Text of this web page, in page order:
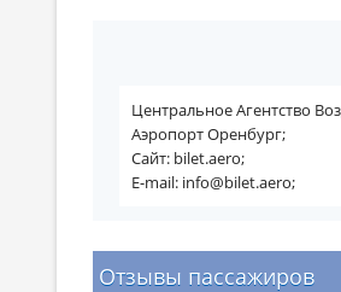
Центральное Агентство
Аэропорт Оренбург;
Сайт: bilet.aero;
E-mail: info@bilet.aero;
Отзывы пассажиров